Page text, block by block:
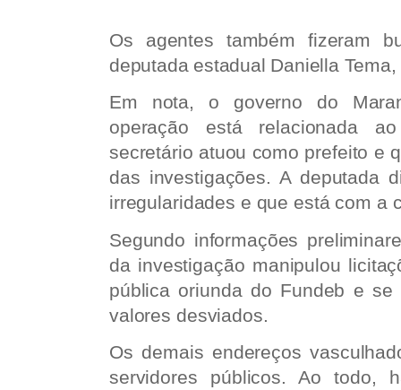
Os agentes também fizeram
deputada estadual Daniella
Em nota, o governo do
operação está relacionada
secretário atuou como prefeito e
das investigações. A deputada
irregularidades e que está com a
Segundo informações
da investigação manipulou
pública oriunda do Fundeb e
valores desviados.
Os demais endereços
servidores públicos. Ao todo,